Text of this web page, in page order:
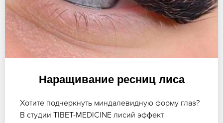
Наращивание ресниц лиса
Хотите подчеркнуть миндалевидную форму глаз?
В студии TIBET-MEDICINE лисий эффект